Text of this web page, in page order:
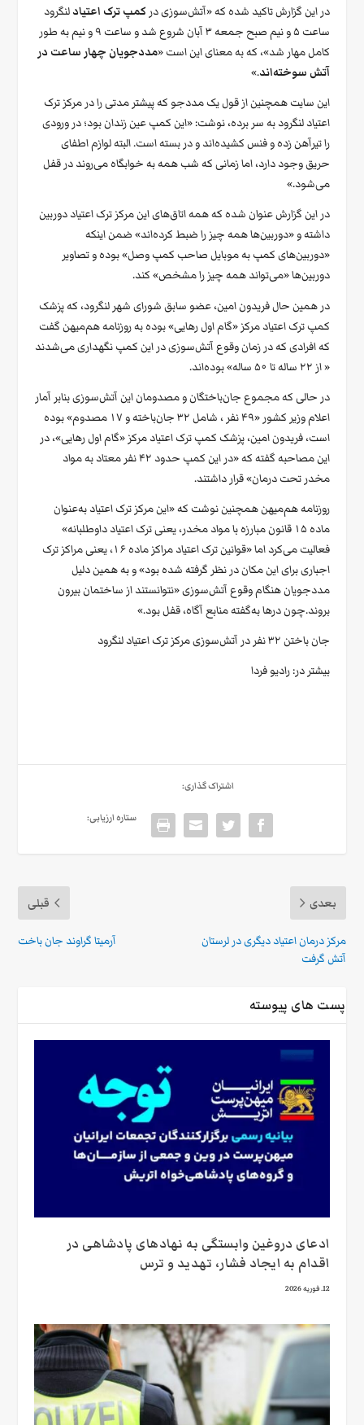
در این گزارش تاکید شده که «آتش‌سوزی در کمپ ترک اعتیادلنگرود
ساعت ۵ و نیم صبح جمعه ۳ آبان شروع شد و ساعت ۹ و نیم به طور
کامل مهار شد»، که به معنای این است «مددجویان چهار ساعت در
آتش سوخته‌اند.»
این سایت همچنین از قول یک مددجو که پیشتر مدتی را در مرکز ترک
اعتیاد لنگرود به سر برده، نوشت: «این کمپ عین زندان بود؛ در ورودی
را تیرآهن زده و فنس کشیده‌اند و در بسته است. البته لوازم اطفای
حریق وجود دارد، اما زمانی که شب همه به خوابگاه می‌روند در قفل
می‌شود.»
در این گزارش عنوان شده که همه اتاق‌های این مرکز ترک اعتیاد دوربین‌
داشته و «دوربین‌ها همه چیز را ضبط کرده‌اند» ضمن اینکه
«دوربین‌های کمپ به موبایل صاحب کمپ وصل» بوده و تصاویر
دوربین‌ها «می‌تواند همه چیز را مشخص» کند.
در همین حال فریدون امین، عضو سابق شورای شهر لنگرود، که پزشک
کمپ ترک اعتیاد مرکز «گام اول رهایی» بوده به روزنامه هم‌میهن گفت
که افرادی که در زمان وقوع آتش‌سوزی در این کمپ نگهداری می‌شدند
« از ۲۲ ساله تا ۵۰ ساله» بوده‌اند.
در حالی که مجموع جان‌باختگان و مصدومان این آتش‌سوزی بنابر آمار
اعلام وزیر کشور «۴۹ نفر ، شامل ۳۲ جان‌باخته و ۱۷ مصدوم» بوده
است، فریدون امین، پزشک کمپ ترک اعتیاد مرکز «گام اول رهایی»، در
این مصاحبه گفته که «در این کمپ حدود ۴۲ نفر معتاد به مواد
مخدر تحت درمان» قرار داشتند.
روزنامه هم‌میهن همچنین نوشت که «این مرکز ترک اعتیاد به‌عنوان
ماده ۱۵ قانون مبارزه با مواد مخدر، یعنی ترک اعتیاد داوطلبانه»
فعالیت می‌کرد اما «قوانین ترک اعتیاد مراکز ماده ۱۶، یعنی مراکز ترک
اجباری برای این مکان در نظر گرفته شده بود» و به همین دلیل
مددجویان هنگام وقوع ‌آتش‌سوزی «نتوانستند از ساختمان بیرون
بروند.چون درها به‌گفته منابع آگاه، قفل بود.»
جان باختن ۳۲ نفر در آتش‌سوزی مرکز ترک اعتیاد لنگرود
بیشتر در:رادیو فردا
اشتراک گذاری:
ستاره ارزیابی:
قبلی
آرمیتا گراوند جان باخت
بعدی
مرکز درمان اعتیاد دیگری در لرستان
آتش گرفت
پست های پیوسته
ادعای دروغین وابستگی به نهادهای پادشاهی در
اقدام به ایجاد فشار، تهدید و ترس
12. فوریه 2026